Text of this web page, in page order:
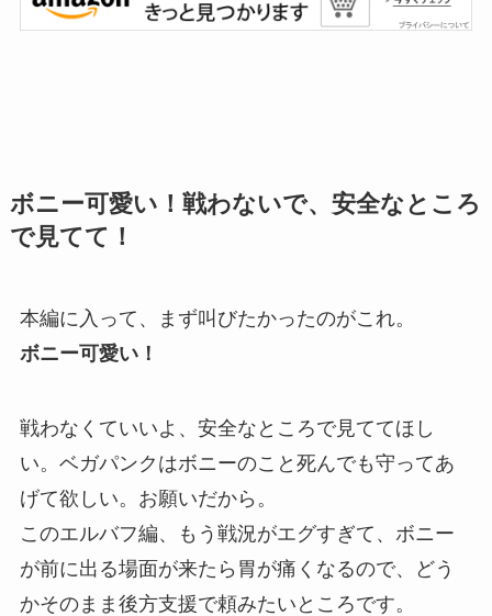
ボニー可愛い！戦わないで、安全なところ
で見てて！
本編に入って、まず叫びたかったのがこれ。
ボニー可愛い！
戦わなくていいよ、安全なところで見ててほし
い。ベガパンクはボニーのこと死んでも守ってあ
げて欲しい。お願いだから。
このエルバフ編、もう戦況がエグすぎて、ボニー
が前に出る場面が来たら胃が痛くなるので、どう
かそのまま後方支援で頼みたいところです。